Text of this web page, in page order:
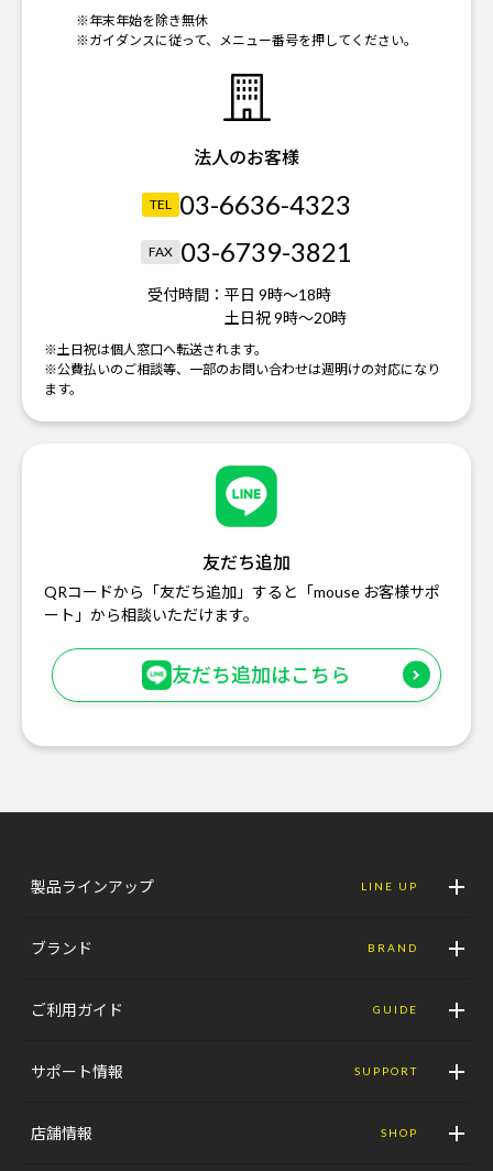
※年末年始を除き無休
※ガイダンスに従って、メニュー番号を押してください。
法人のお客様
TEL 03-6636-4323
FAX 03-6739-3821
受付時間： 平日 9時～18時
土日祝 9時～20時
※土日祝は個人窓口へ転送されます。
※公費払いのご相談等、一部のお問い合わせは週明けの対応になり
ます。
友だち追加
QRコードから「友だち追加」すると「mouse お客様サポ
ート」から相談いただけます。
友だち追加はこちら
製品ラインアップ LINE UP
ブランド BRAND
ご利用ガイド GUIDE
サポート情報 SUPPORT
店舗情報 SHOP